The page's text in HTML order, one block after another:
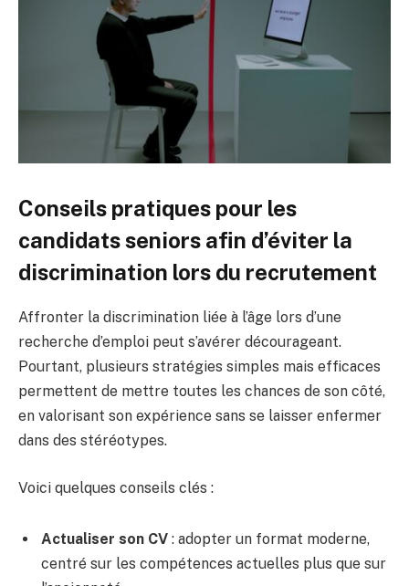
Conseils pratiques pour les
candidats seniors afin d’éviter la
discrimination lors du recrutement
Affronter la discrimination liée à l’âge lors d’une
recherche d’emploi peut s’avérer décourageant.
Pourtant, plusieurs stratégies simples mais efficaces
permettent de mettre toutes les chances de son côté,
en valorisant son expérience sans se laisser enfermer
dans des stéréotypes.
Voici quelques conseils clés :
Actualiser son CV : adopter un format moderne,
centré sur les compétences actuelles plus que sur